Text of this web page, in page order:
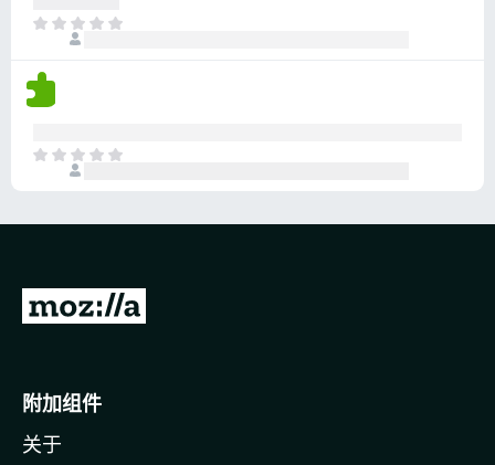
目
尚
无
目
无
转
o
i
附加组件
关于